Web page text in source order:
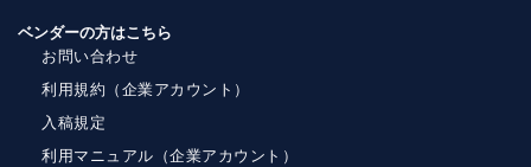
ベンダーの方はこちら
お問い合わせ
利用規約（企業アカウント）
入稿規定
利用マニュアル（企業アカウント）